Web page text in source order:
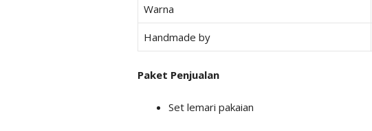
Warna
Handmade by
Paket Penjualan
Set lemari pakaian